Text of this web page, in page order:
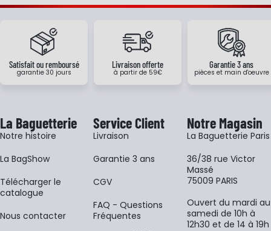
Satisfait ou remboursé
garantie 30 jours
Livraison offerte
à partir de 59€
Garantie 3 ans
pièces et main d'oeuvre
La Baguetterie
Notre histoire
La BagShow
​Télécharger le
catalogue
Nous contacter
Service Client
Livraison
Garantie 3 ans
CGV
FAQ - Questions
Fréquentes
Notre Magasin
La Baguetterie Paris
36/38 rue Victor
Massé
75009 PARIS
Ouvert du mardi au
samedi de 10h à
12h30 et de 14 à 19h